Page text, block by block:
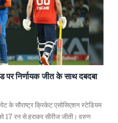
पर निर्णायक जीत के साथ दबदबा
के सौराष्ट्र क्रिकेट एसोसिएशन स्टेडियम
17 रन से हराकर सीरीज जीती। वरुण